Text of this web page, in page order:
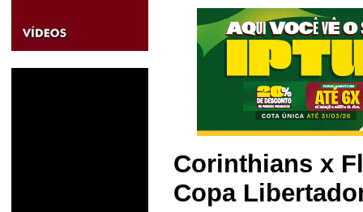
Corinthians x
Copa